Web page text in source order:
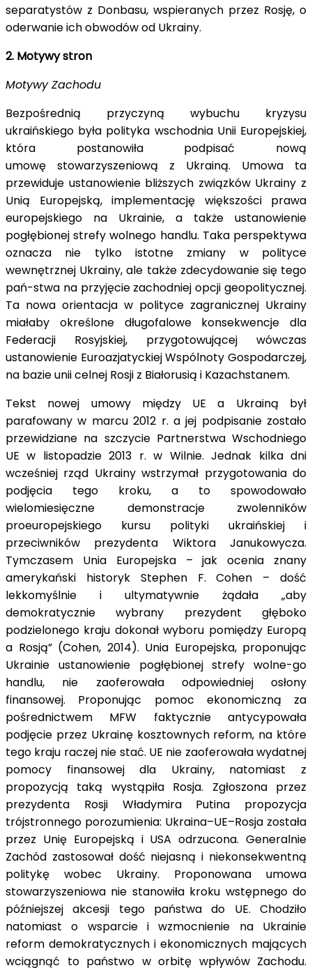
separatystów z Donbasu, wspieranych przez Rosję, o
oderwanie ich obwodów od Ukrainy.
2. Motywy stron
Motywy Zachodu
Bezpośrednią przyczyną wybuchu kryzysu
ukraińskiego była polityka wschodnia Unii Europejskiej,
która postanowiła podpisać nową
umowę stowarzyszeniową z Ukrainą. Umowa ta
przewiduje ustanowienie bliższych związków Ukrainy z
Unią Europejską, implementację większości prawa
europejskiego na Ukrainie, a także ustanowienie
pogłębionej strefy wolnego handlu. Taka perspektywa
oznacza nie tylko istotne zmiany w polityce
wewnętrznej Ukrainy, ale także zdecydowanie się tego
pań-stwa na przyjęcie zachodniej opcji geopolitycznej.
Ta nowa orientacja w polityce zagranicznej Ukrainy
miałaby określone długofalowe konsekwencje dla
Federacji Rosyjskiej, przygotowującej wówczas
ustanowienie Euroazjatyckiej Wspólnoty Gospodarczej,
na bazie unii celnej Rosji z Białorusią i Kazachstanem.
Tekst nowej umowy między UE a Ukrainą był
parafowany w marcu 2012 r. a jej podpisanie zostało
przewidziane na szczycie Partnerstwa Wschodniego
UE w listopadzie 2013 r. w Wilnie. Jednak kilka dni
wcześniej rząd Ukrainy wstrzymał przygotowania do
podjęcia tego kroku, a to spowodowało
wielomiesięczne demonstracje zwolenników
proeuropejskiego kursu polityki ukraińskiej i
przeciwników prezydenta Wiktora Janukowycza.
Tymczasem Unia Europejska – jak ocenia znany
amerykański historyk Stephen F. Cohen – dość
lekkomyślnie i ultymatywnie żądała „aby
demokratycznie wybrany prezydent głęboko
podzielonego kraju dokonał wyboru pomiędzy Europą
a Rosją” (Cohen, 2014). Unia Europejska, proponując
Ukrainie ustanowienie pogłębionej strefy wolne-go
handlu, nie zaoferowała odpowiedniej osłony
finansowej. Proponując pomoc ekonomiczną za
pośrednictwem MFW faktycznie antycypowała
podjęcie przez Ukrainę kosztownych reform, na które
tego kraju raczej nie stać. UE nie zaoferowała wydatnej
pomocy finansowej dla Ukrainy, natomiast z
propozycją taką wystąpiła Rosja. Zgłoszona przez
prezydenta Rosji Władymira Putina propozycja
trójstronnego porozumienia: Ukraina–UE–Rosja została
przez Unię Europejską i USA odrzucona. Generalnie
Zachód zastosował dość niejasną i niekonsekwentną
politykę wobec Ukrainy. Proponowana umowa
stowarzyszeniowa nie stanowiła kroku wstępnego do
późniejszej akcesji tego państwa do UE. Chodziło
natomiast o wsparcie i wzmocnienie na Ukrainie
reform demokratycznych i ekonomicznych mających
wciągnąć to państwo w orbitę wpływów Zachodu.